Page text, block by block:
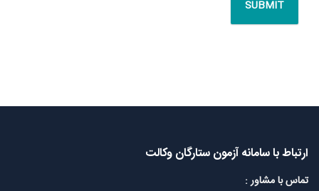
ارتباط با سامانه آزمون ستارگان وکالت
تماس با مشاور :